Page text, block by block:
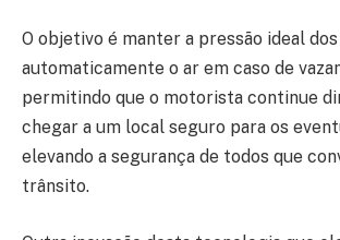
O objetivo é manter a pressão ideal
automaticamente o ar em caso de
permitindo que o motorista continue
chegar a um local seguro para os
elevando a segurança de todos que
trânsito.